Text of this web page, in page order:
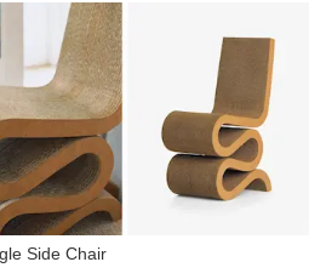
Side Chair